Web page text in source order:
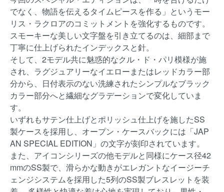
でなく、物語を伝えるタイムピースを作る」というモー
リス・ラクロアのコミットメントを強化するものです。
スモーキーな美しい文字盤を引き立てるのは、細部まで
丁寧に仕上げられたインデックスと針。
そして、2モデル共に魅惑的なクル・ド・パリ模様が施
され、ラグジュアリーなイエローまたはレッドカラー部
分から、日付表示のない洗練されたシンプルなブラック
カラー部分へと繊細なグラデーションで変化していま
す。
いずれもサテン仕上げとポリッシュ仕上げを施したSS
製ケースを採用し、オープン・ケースバックには「JAP
AN SPECIAL EDITION」の文字が刻印されています。
また、アイコンシリーズの他モデルと同様にケース径42
mmのSS製で、滑らかな動きがエレガントなイージーチ
ェンジシステムを採用した5列のSS製ブレスレットを装